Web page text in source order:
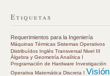
Etiquetas
Requerimientos para la Ingeniería
Máquinas Térmicas Sistemas Operativos
Distribuídos Inglés Transversal Nivel III
Álgebra y Geometría Analítica I
Programación de Hardware Investigación
Operativa Matemática Discreta I Visión